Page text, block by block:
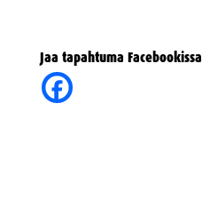
Jaa tapahtuma Facebookissa